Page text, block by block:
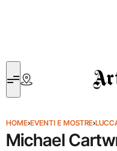
HOME›EVENTI E MOSTRE›
Michael